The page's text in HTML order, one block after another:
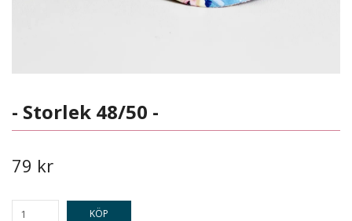
- Storlek 48/50 -
79 kr
KÖP